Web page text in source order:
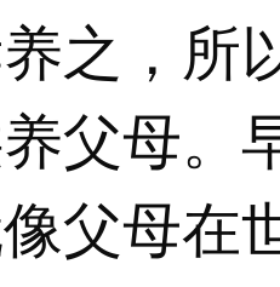
之，所
父母。
父母在